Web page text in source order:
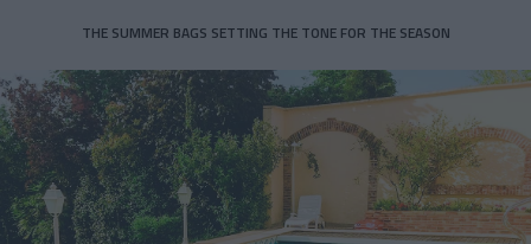
THE SUMMER BAGS SETTING THE TONE FOR THE SEASON